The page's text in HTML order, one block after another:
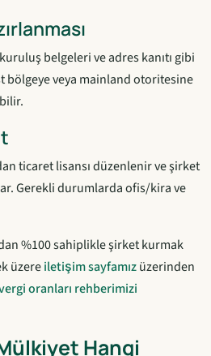
belgeleri ve adres kanıtı gibi
bölgeye veya mainland otoritesine
ticaret lisansı düzenlenir ve şirket
Gerekli durumlarda ofis/kira ve
%100 sahiplikle şirket kurmak
üzereiletişim sayfamızüzerinden
oranları rehberimizi
Hangi